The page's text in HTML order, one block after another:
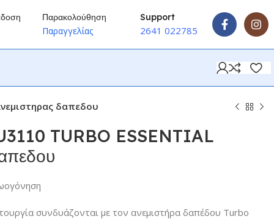
Παρακολούθηση
Παραγγελίας
Support
2641 022785
δαπεδου
TURBO ESSENTIAL
συνδυάζονται με τον ανεμιστήρα δαπέδου Turbo